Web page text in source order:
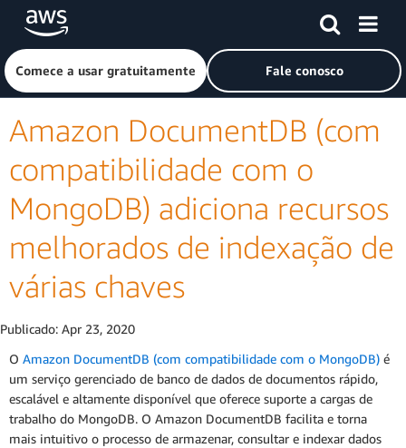
Pular para o conteúdo principal
Clique aqui para voltar à página inicial da Amazon Web
Comece a usar gratuitamente Fale conosco
Amazon DocumentDB (com
compatibilidade com o
MongoDB) adiciona recursos
melhorados de indexação de
várias chaves
Publicado: Apr 23, 2020
O Amazon DocumentDB (com compatibilidade com o MongoDB) é
um serviço gerenciado de banco de dados de documentos rápido,
escalável e altamente disponível que oferece suporte a cargas de
trabalho do MongoDB. O Amazon DocumentDB facilita e torna
mais intuitivo o processo de armazenar, consultar e indexar dados